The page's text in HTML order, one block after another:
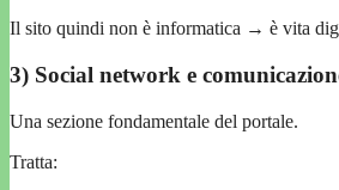
Il sito quindi non è informatica → è vita
3) Social network e
Una sezione fondamentale del portale.
Tratta: